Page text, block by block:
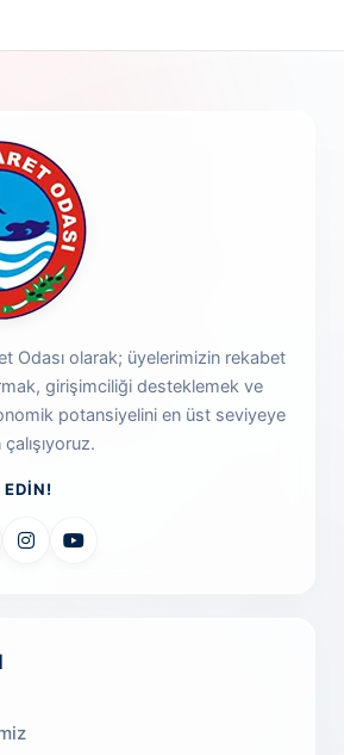
Odası olarak; üyelerimizin rekabet
girişimciliği desteklemek ve
potansiyelini en üst seviyeye